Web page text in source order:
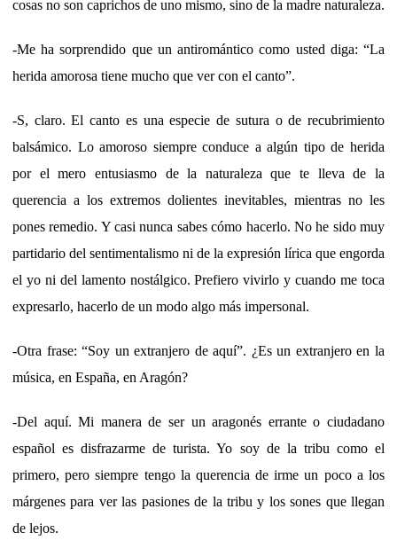
cosas no son caprichos de uno mismo, sino de la madre naturaleza.
-Me ha sorprendido que un antiromántico como usted diga: “La
herida amorosa tiene mucho que ver con el canto”.
-S, claro. El canto es una especie de sutura o de recubrimiento
balsámico. Lo amoroso siempre conduce a algún tipo de herida
por el mero entusiasmo de la naturaleza que te lleva de la
querencia a los extremos dolientes inevitables, mientras no les
pones remedio. Y casi nunca sabes cómo hacerlo. No he sido muy
partidario del sentimentalismo ni de la expresión lírica que engorda
el yo ni del lamento nostálgico. Prefiero vivirlo y cuando me toca
expresarlo, hacerlo de un modo algo más impersonal.
-Otra frase: “Soy un extranjero de aquí”. ¿Es un extranjero en la
música, en España, en Aragón?
-Del aquí. Mi manera de ser un aragonés errante o ciudadano
español es disfrazarme de turista. Yo soy de la tribu como el
primero, pero siempre tengo la querencia de irme un poco a los
márgenes para ver las pasiones de la tribu y los sones que llegan
de lejos.